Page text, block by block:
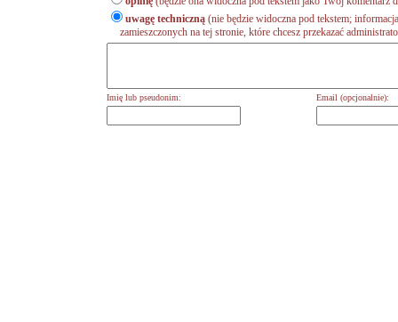
uwagę techniczną (nie będzie widoczna pod tekstem;
zamieszczonych na tej stronie, które chcesz przekazać
Imię lub pseudonim: Email (opcjonalnie):